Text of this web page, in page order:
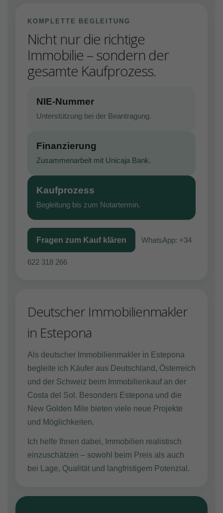
KOMPLETTE BEGLEITUNG
Nicht nur die richtige
Immobilie – sondern der
gesamte Kaufprozess.
NIE-Nummer
Unterstützung bei der Beantragung.
Finanzierung
Zusammenarbeit mit Unicaja Bank.
Kaufprozess
Begleitung bis zum Notartermin.
Fragen zum Kauf klären WhatsApp: +34
622 318 266
Deutscher Immobilienmakler
in Estepona
Als deutscher Immobilienmakler in Estepona
begleite ich Käufer aus Deutschland, Österreich
und der Schweiz beim Immobilienkauf an der
Costa del Sol. Besonders Estepona und die
New Golden Mile bieten viele neue Projekte
und Möglichkeiten.
Ich helfe Ihnen dabei, Immobilien realistisch
einzuschätzen – sowohl beim Preis als auch
bei Lage, Qualität und langfristigem Potenzial.